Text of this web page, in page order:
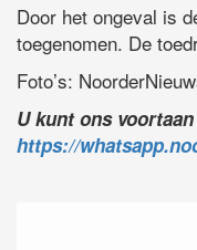
Door het ongeval is
toegenomen. De
Foto’s:
U kunt ons
https://